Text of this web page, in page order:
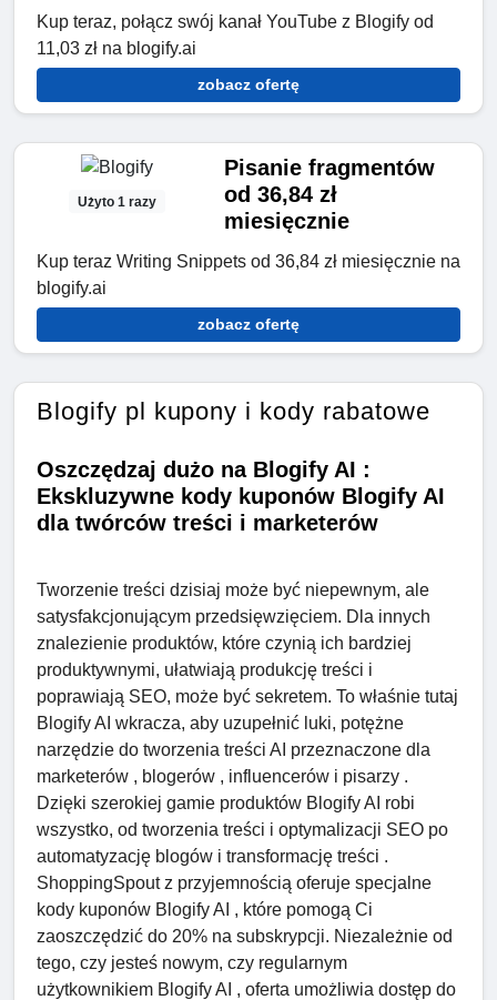
Kup teraz, połącz swój kanał YouTube z Blogify od
11,03 zł na blogify.ai
zobacz ofertę
Użyto 1 razy
Pisanie fragmentów
od 36,84 zł
miesięcznie
Kup teraz Writing Snippets od 36,84 zł miesięcznie na
blogify.ai
zobacz ofertę
Blogify pl kupony i kody rabatowe
Oszczędzaj dużo na Blogify AI :
Ekskluzywne kody kuponów Blogify AI
dla twórców treści i marketerów
Tworzenie treści dzisiaj może być niepewnym, ale
satysfakcjonującym przedsięwzięciem. Dla innych
znalezienie produktów, które czynią ich bardziej
produktywnymi, ułatwiają produkcję treści i
poprawiają SEO, może być sekretem. To właśnie tutaj
Blogify AI wkracza, aby uzupełnić luki, potężne
narzędzie do tworzenia treści AI przeznaczone dla
marketerów , blogerów , influencerów i pisarzy .
Dzięki szerokiej gamie produktów Blogify AI robi
wszystko, od tworzenia treści i optymalizacji SEO po
automatyzację blogów i transformację treści .
ShoppingSpout z przyjemnością oferuje specjalne
kody kuponów Blogify AI , które pomogą Ci
zaoszczędzić do 20% na subskrypcji. Niezależnie od
tego, czy jesteś nowym, czy regularnym
użytkownikiem Blogify AI , oferta umożliwia dostęp do